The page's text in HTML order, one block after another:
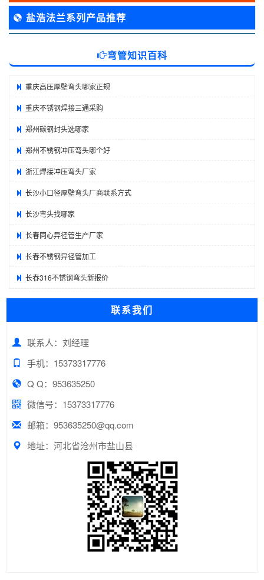
盐浩法兰系列产品推荐
弯管知识百科
重庆高压厚壁弯头哪家正规
重庆不锈钢焊接三通采购
郑州碳钢封头选哪家
郑州不锈钢冲压弯头哪个好
浙江焊接冲压弯头厂家
长沙小口径厚壁弯头厂商联系方式
长沙弯头找哪家
长春同心异径管生产厂家
长春不锈钢异径管加工
长春316不锈钢弯头新报价
联系我们
联系人：刘经理
手机：15373317776
Q Q：953635250
微信号：15373317776
邮箱：953635250@qq.com
地址：河北省沧州市盐山县